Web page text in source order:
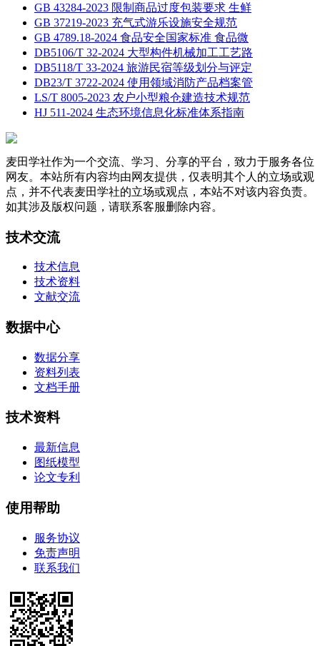
GB 43284-2023 限制商品过度包装要求 生鲜
GB 37219-2023 充气式游乐设施安全规范
GB 4789.18-2024 食品安全国家标准 食品微
DB5106/T 32-2024 大型构件机械加工工艺路
DB5118/T 33-2024 旅游民宿等级划分与评定
DB23/T 3722-2024 使用领域消防产品档案管
LS/T 8005-2023 农户小型粮仓建造技术规范
HJ 511-2024 生态环境信息化标准体系指南
麦田学社作为一个交流、学习、分享的平台，致力于服务各位
网友。本站所有内容均由网友提供，仅表明其个人的立场或观
点，并不代表麦田学社的立场或观点，本站不对该内容负责。
如其涉及版权问题，请联系客服删除内容。
技术交流
技术信息
技术资料
文献交流
数据中心
数据分享
资料列表
文档手册
技术资料
最新信息
图纸模型
论文专利
使用帮助
服务协议
免责声明
联系我们